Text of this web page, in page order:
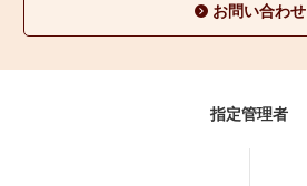
お問い合わせ
指定管理者